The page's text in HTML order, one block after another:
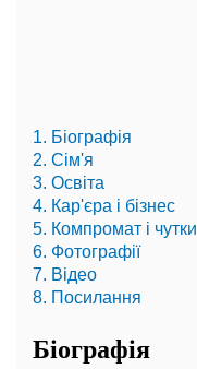
1. Біографія
2. Сім'я
3. Освіта
4. Кар'єра і бізнес
5. Компромат і чутки
6. Фотографії
7. Відео
8. Посилання
Біографія